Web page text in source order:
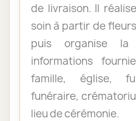
de livraison. Il
soin à partir de
puis organise
informations
famille, église,
funéraire,
lieu de cérémonie.